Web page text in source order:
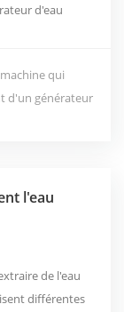
d'eau
Conclusion
machine qui
d'un générateur
l'eau
de l'eau
différentes